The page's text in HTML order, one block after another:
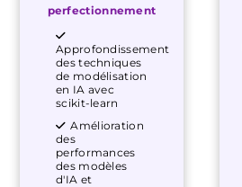
perfectionnement
Approfondissement
des techniques
de modélisation
en IA avec
scikit-learn
Amélioration
des
performances
des modèles
d'IA et